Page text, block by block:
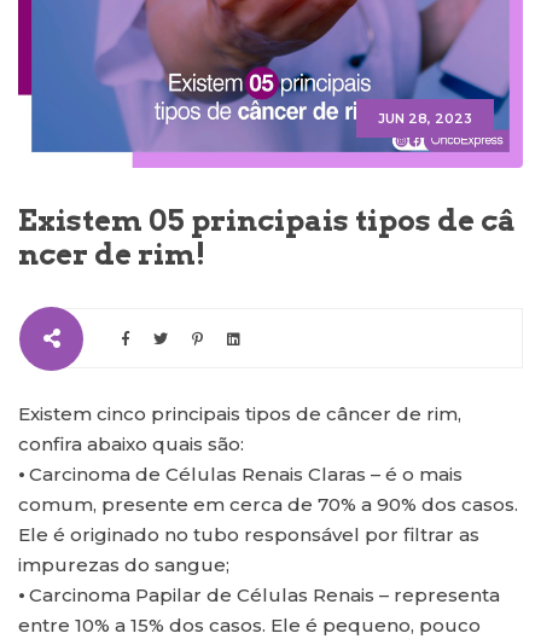
JUN 28, 2023
Existem 05 principais tipos de câ
ncer de rim!
Existem cinco principais tipos de câncer de rim,
confira abaixo quais são:
⦁ Carcinoma de Células Renais Claras – é o mais
comum, presente em cerca de 70% a 90% dos casos.
Ele é originado no tubo responsável por filtrar as
impurezas do sangue;
⦁ Carcinoma Papilar de Células Renais – representa
entre 10% a 15% dos casos. Ele é pequeno, pouco